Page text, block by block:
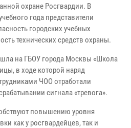
охране Росгвардии. В
года представители
городских учебных
технических средств охраны.
на ГБОУ города Москвы «Школа
в ходе которой наряд
ЧОО отработали
сигнала «тревога».
повышению уровня
как у росгвардейцев, так и